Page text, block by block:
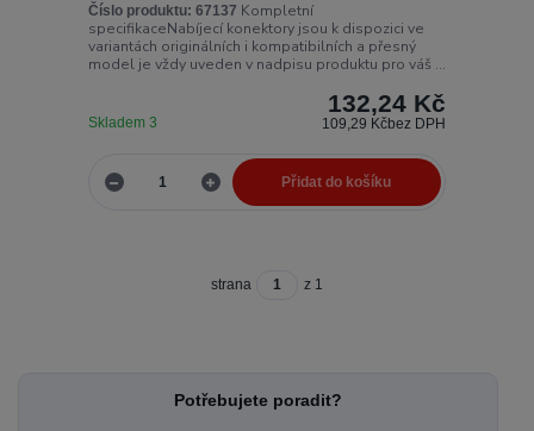
Číslo produktu: 67137 Kompletní
specifikaceNabíjecí konektory jsou k dispozici ve
variantách originálních i kompatibilních a přesný
model je vždy uveden v nadpisu produktu pro váš ...
132,24 Kč
109,29 Kčbez DPH
Skladem 3
Přidat do košíku
strana z 1
Potřebujete poradit?